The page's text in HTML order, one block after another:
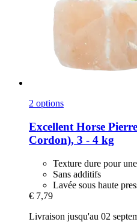
2 options
Excellent Horse
Cordon), 3 -​ 4 kg
Texture dure pour
Sans additifs
Lavée sous haute
€ 7,79
Livraison jusqu'au 02